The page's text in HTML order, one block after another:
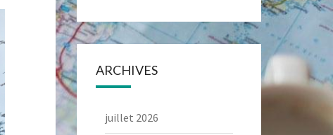
ARCHIVES
juillet 2026